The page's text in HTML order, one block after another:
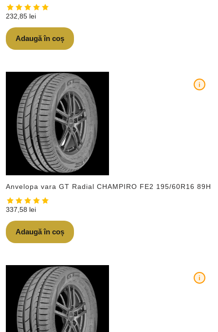
232,85 lei
Adaugă în coș
Anvelopa vara GT Radial CHAMPIRO FE2 195/60R16 89H
i
337,58 lei
Adaugă în coș
i